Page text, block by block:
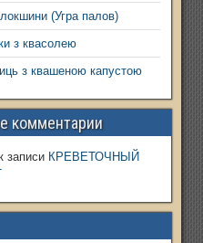
(Угра палов)
з квасолею
з квашеною капустою
комментарии
записи КРЕВЕТОЧНЫЙ